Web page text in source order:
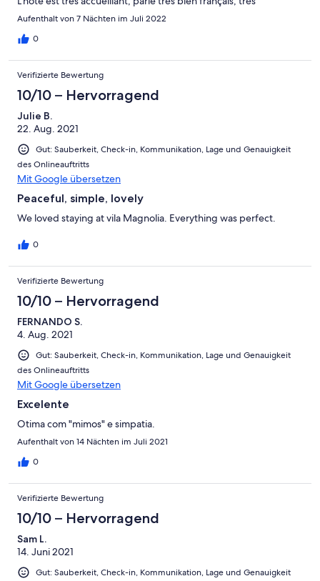
disponible. Nous avons passé un super séjour dans cette
Aufenthalt von 7 Nächten im Juli 2022
0
Verifizierte Bewertung
10/10 – Hervorragend
Julie B.
22. Aug. 2021
Gut: Sauberkeit, Check-in, Kommunikation, Lage und Genauigkeit
des Onlineauftritts
Mit Google übersetzen
Peaceful, simple, lovely
We loved staying at vila Magnolia. Everything was perfect.
0
Verifizierte Bewertung
10/10 – Hervorragend
FERNANDO S.
4. Aug. 2021
Gut: Sauberkeit, Check-in, Kommunikation, Lage und Genauigkeit
des Onlineauftritts
Mit Google übersetzen
Excelente
Otima com "mimos" e simpatia.
Aufenthalt von 14 Nächten im Juli 2021
0
Verifizierte Bewertung
10/10 – Hervorragend
Sam L.
14. Juni 2021
Gut: Sauberkeit, Check-in, Kommunikation, Lage und Genauigkeit